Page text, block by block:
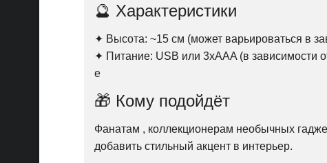
🔮 Характеристики
✦ Высота: ~15 см (может варьироваться в
✦ Питание: USB или 3xAAA (в зависимости
е
🎁 Кому подойдёт
Фанатам , коллекционерам необычных
добавить стильный акцент в интерьер.